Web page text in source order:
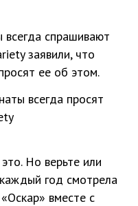
спрашивают
заявили, что
ее об этом.
всегда просят
Но верьте или
год смотрела
вместе с